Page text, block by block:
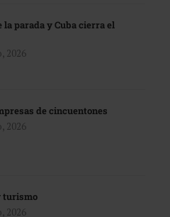
la parada y Cuba cierra el
2026
de cincuentones
2026
turismo
2026